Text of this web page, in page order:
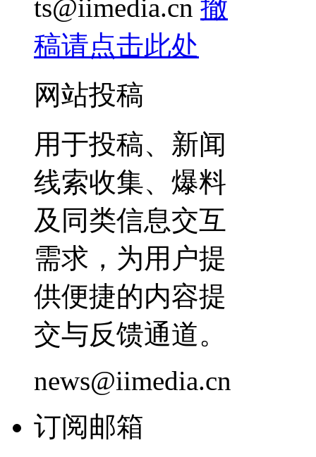
ts@iimedia.cn 撤
稿请点击此处
网站投稿
用于投稿、新闻
线索收集、爆料
及同类信息交互
需求，为用户提
供便捷的内容提
交与反馈通道。
news@iimedia.cn
订阅邮箱